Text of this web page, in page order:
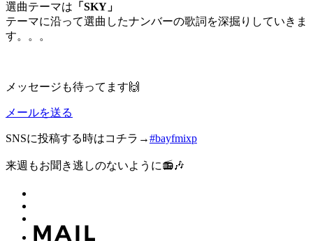
選曲テーマは 「SKY」
テーマに沿って選曲したナンバーの歌詞を深掘りしていきま
す。。。
メッセージも待ってます🙌
メールを送る
SNSに投稿する時はコチラ→#bayfmixp
来週もお聞き逃しのないように📻🎶